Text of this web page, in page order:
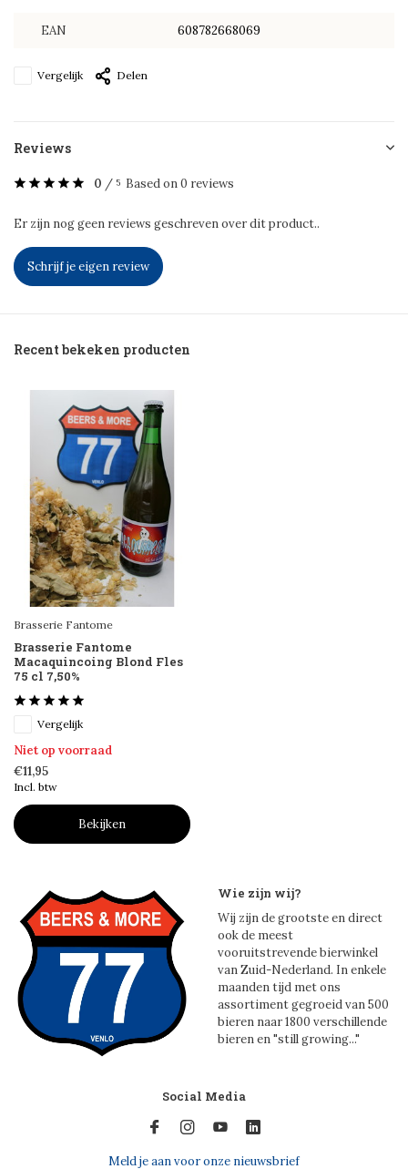
EAN 608782668069
Vergelijk Delen
Reviews
0 / 5 Based on 0 reviews
Er zijn nog geen reviews geschreven over dit product..
Schrijf je eigen review
Recent bekeken producten
Brasserie Fantome
Brasserie Fantome
Macaquincoing Blond Fles
75 cl 7,50%
Vergelijk
Niet op voorraad
€11,95
Incl. btw
Bekijken
Wie zijn wij?
Wij zijn de grootste en direct
ook de meest
vooruitstrevende bierwinkel
van Zuid-Nederland. In enkele
maanden tijd met ons
assortiment gegroeid van 500
bieren naar 1800 verschillende
bieren en "still growing..."
Social Media
Meld je aan voor onze nieuwsbrief